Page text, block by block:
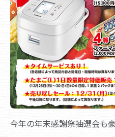
今年の年末感謝祭抽選会も